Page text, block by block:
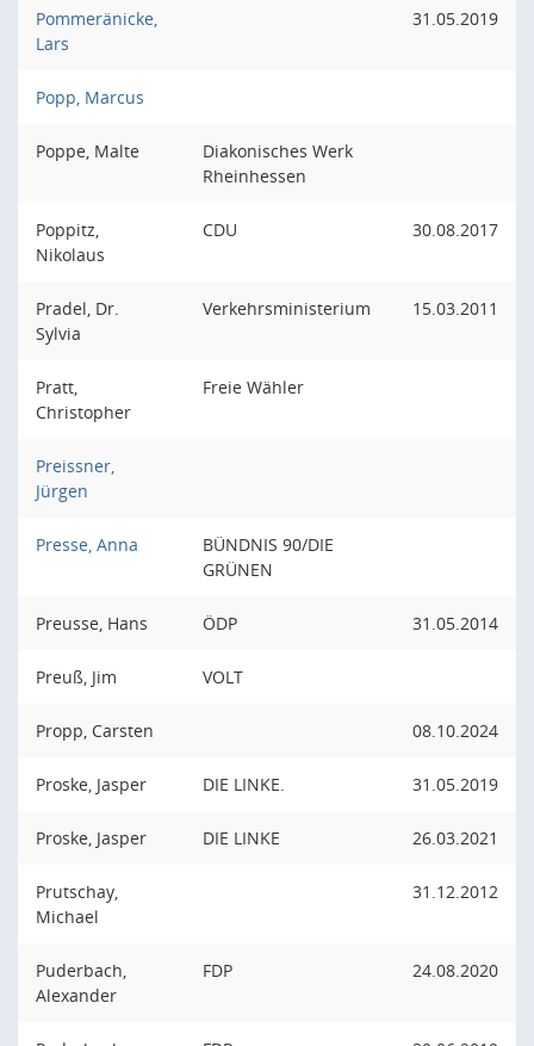
Pommeränicke,
Lars
31.05.2019
Popp, Marcus
Poppe, Malte
Diakonisches Werk
Rheinhessen
Poppitz,
Nikolaus
CDU 30.08.2017
Pradel, Dr.
Sylvia
Verkehrsministerium 15.03.2011
Pratt,
Christopher
Freie Wähler
Preissner,
Jürgen
Presse, Anna
BÜNDNIS 90/DIE
GRÜNEN
Preusse, Hans ÖDP 31.05.2014
Preuß, Jim VOLT
Propp, Carsten 08.10.2024
Proske, Jasper DIE LINKE. 31.05.2019
Proske, Jasper DIE LINKE 26.03.2021
Prutschay,
Michael
31.12.2012
Puderbach,
Alexander
FDP 24.08.2020